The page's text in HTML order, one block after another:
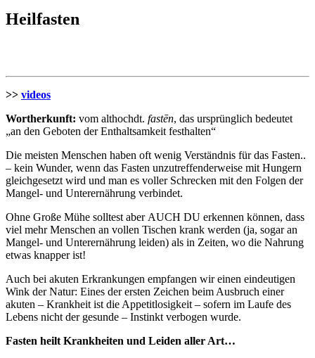
Heilfasten
>> videos
Wortherkunft: vom althochdt. fastēn, das ursprünglich bedeutet
„an den Geboten der Enthaltsamkeit festhalten“
Die meisten Menschen haben oft wenig Verständnis für das Fasten..
– kein Wunder, wenn das Fasten unzutreffenderweise mit Hungern
gleichgesetzt wird und man es voller Schrecken mit den Folgen der
Mangel- und Unterernährung verbindet.
Ohne Große Mühe solltest aber AUCH DU erkennen können, dass
viel mehr Menschen an vollen Tischen krank werden (ja, sogar an
Mangel- und Unterernährung leiden) als in Zeiten, wo die Nahrung
etwas knapper ist!
Auch bei akuten Erkrankungen empfangen wir einen eindeutigen
Wink der Natur: Eines der ersten Zeichen beim Ausbruch einer
akuten – Krankheit ist die Appetitlosigkeit – sofern im Laufe des
Lebens nicht der gesunde – Instinkt verbogen wurde.
Fasten heilt Krankheiten und Leiden aller Art…